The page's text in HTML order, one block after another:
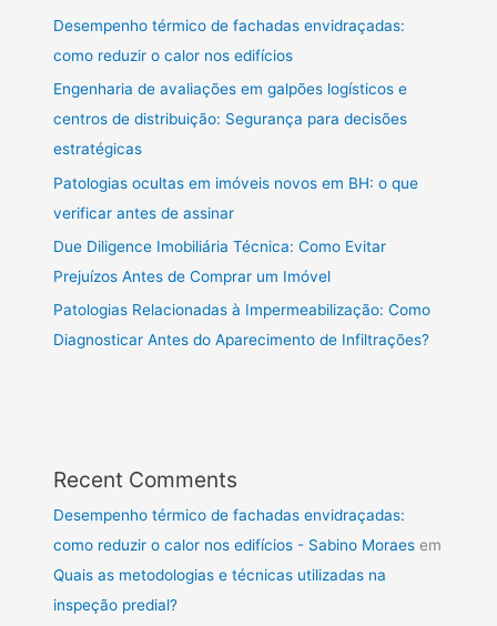
Desempenho térmico de fachadas envidraçadas:
como reduzir o calor nos edifícios
Engenharia de avaliações em galpões logísticos e
centros de distribuição: Segurança para decisões
estratégicas
Patologias ocultas em imóveis novos em BH: o que
verificar antes de assinar
Due Diligence Imobiliária Técnica: Como Evitar
Prejuízos Antes de Comprar um Imóvel
Patologias Relacionadas à Impermeabilização: Como
Diagnosticar Antes do Aparecimento de Infiltrações?
Recent Comments
Desempenho térmico de fachadas envidraçadas:
como reduzir o calor nos edifícios - Sabino Moraes em
Quais as metodologias e técnicas utilizadas na
inspeção predial?